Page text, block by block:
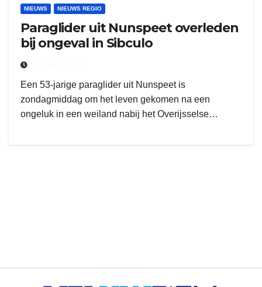
NIEUWS NIEUWS REGIO
Paraglider uit Nunspeet overleden
bij ongeval in Sibculo
Een 53-jarige paraglider uit Nunspeet is
zondagmiddag om het leven gekomen na een
ongeluk in een weiland nabij het Overijsselse…